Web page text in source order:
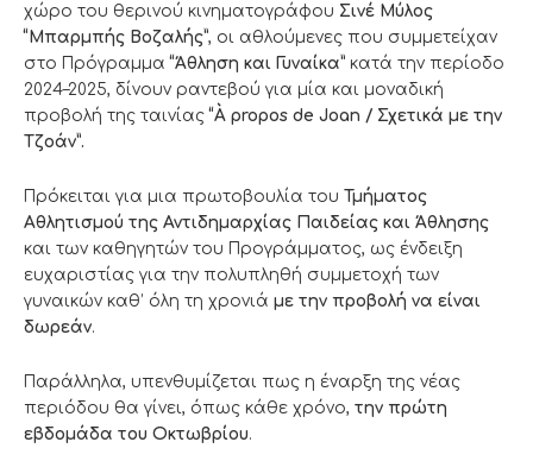
χώρο του θερινού κινηματογράφου Σινέ Μύλος
“Μπαρμπής Βοζαλής”, οι αθλούμενες που συμμετείχαν
στο Πρόγραμμα“Άθληση και Γυναίκα” κατά την περίοδο
2024–2025, δίνουν ραντεβού για μία και μοναδική
προβολή της ταινίας“À propos de Joan / Σχετικά με την
Τζοάν”.
Πρόκειται για μια πρωτοβουλία του Τμήματος
Αθλητισμού της Αντιδημαρχίας Παιδείας και Άθλησης
και των καθηγητών του Προγράμματος, ως ένδειξη
ευχαριστίας για την πολυπληθή συμμετοχή των
γυναικών καθ’ όλη τη χρονιά με την προβολή να είναι
δωρεάν.
Παράλληλα, υπενθυμίζεται πως η έναρξη της νέας
περιόδου θα γίνει, όπως κάθε χρόνο, την πρώτη
εβδομάδα του Οκτωβρίου.